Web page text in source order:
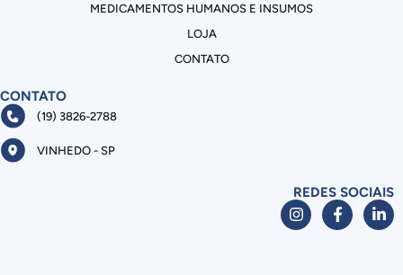
MEDICAMENTOS HUMANOS E INSUMOS
LOJA
CONTATO
CONTATO
(19) 3826-2788
VINHEDO - SP
REDES SOCIAIS